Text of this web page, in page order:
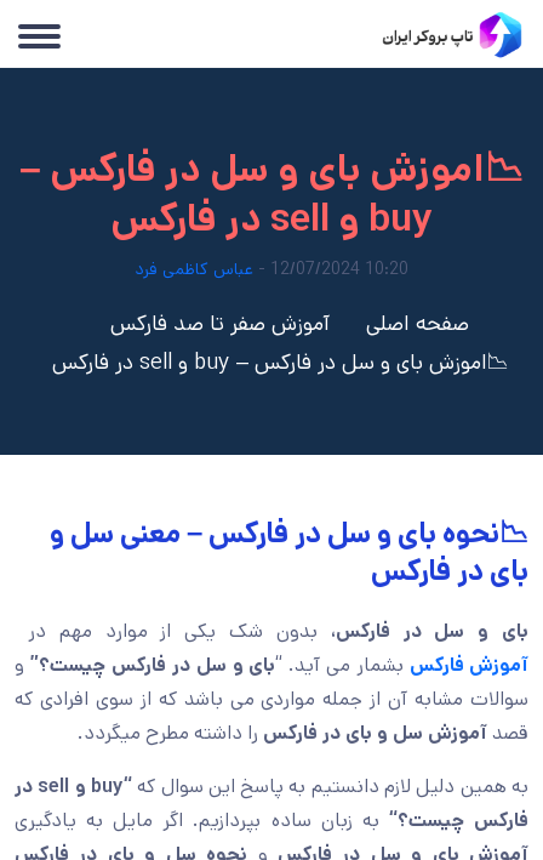
📉اموزش بای و سل در فارکس –
buy و sell در فارکس
10:20 12/07/2024 - عباس کاظمی فرد
صفحه اصلی
آموزش صفر تا صد فارکس
📉اموزش بای و سل در فارکس – buy و sell در فارکس
📉نحوه بای و سل در فارکس – معنی سل و
بای در فارکس
بای و سل در فارکس، بدون شک یکی از موارد مهم در
آموزش فارکس بشمار می آید. “بای و سل در فارکس چیست؟” و
سوالات مشابه آن از جمله مواردی می باشد که از سوی افرادی که
قصدآموزش سل و بای در فارکس را داشته مطرح میگردد.
به همین دلیل لازم دانستیم به پاسخ این سوال که
“buy و sell در
فارکس چیست؟“ به زبان ساده بپردازیم. اگر مایل به یادگیری